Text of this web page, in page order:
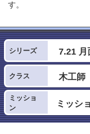
す。
シリーズ
クラス
ミッショ
ン